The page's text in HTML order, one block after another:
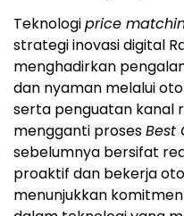
Teknologiprice
strategi inovasi digital
menghadirkan
dan nyaman melalui
serta penguatan kanal
mengganti prosesBest
sebelumnya bersifat
proaktif dan bekerja
menunjukkan